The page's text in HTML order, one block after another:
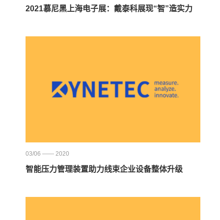
2021慕尼黑上海电子展：戴泰科展现“智”造实力
03/06 —— 2020
智能压力管理装置助力线束企业设备整体升级